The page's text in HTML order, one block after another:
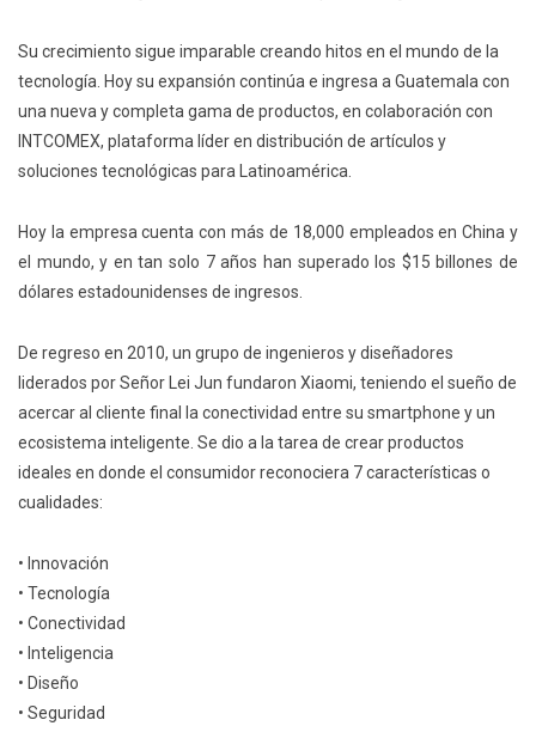
Su crecimiento sigue imparable creando hitos en el mundo de la
tecnología. Hoy su expansión continúa e ingresa a Guatemala con
una nueva y completa gama de productos, en colaboración con
INTCOMEX, plataforma líder en distribución de artículos y
soluciones tecnológicas para Latinoamérica.
Hoy la empresa cuenta con más de 18,000 empleados en China y
el mundo, y en tan solo 7 años han superado los $15 billones de
dólares estadounidenses de ingresos.
De regreso en 2010, un grupo de ingenieros y diseñadores
liderados por Señor Lei Jun fundaron Xiaomi, teniendo el sueño de
acercar al cliente final la conectividad entre su smartphone y un
ecosistema inteligente. Se dio a la tarea de crear productos
ideales en donde el consumidor reconociera 7 características o
cualidades:
• Innovación
• Tecnología
• Conectividad
• Inteligencia
• Diseño
• Seguridad